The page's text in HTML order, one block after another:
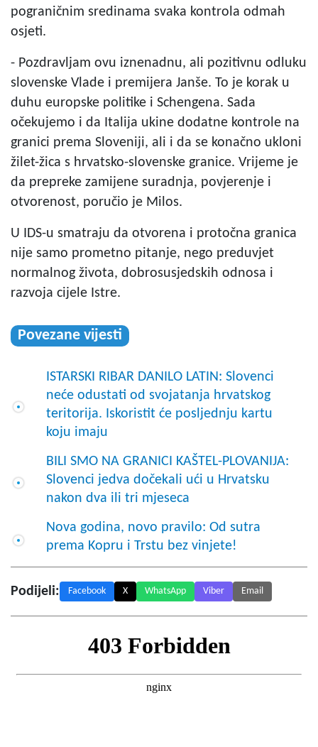
pograničnim sredinama svaka kontrola odmah
osjeti.
- Pozdravljam ovu iznenadnu, ali pozitivnu odluku
slovenske Vlade i premijera Janše. To je korak u
duhu europske politike i Schengena. Sada
očekujemo i da Italija ukine dodatne kontrole na
granici prema Sloveniji, ali i da se konačno ukloni
žilet-žica s hrvatsko-slovenske granice. Vrijeme je
da prepreke zamijene suradnja, povjerenje i
otvorenost, poručio je Milos.
U IDS-u smatraju da otvorena i protočna granica
nije samo prometno pitanje, nego preduvjet
normalnog života, dobrosusjedskih odnosa i
razvoja cijele Istre.
Povezane vijesti
ISTARSKI RIBAR DANILO LATIN: Slovenci
neće odustati od svojatanja hrvatskog
teritorija. Iskoristit će posljednju kartu
koju imaju
BILI SMO NA GRANICI KAŠTEL-PLOVANIJA:
Slovenci jedva dočekali ući u Hrvatsku
nakon dva ili tri mjeseca
Nova godina, novo pravilo: Od sutra
prema Kopru i Trstu bez vinjete!
Podijeli: Facebook X WhatsApp Viber Email